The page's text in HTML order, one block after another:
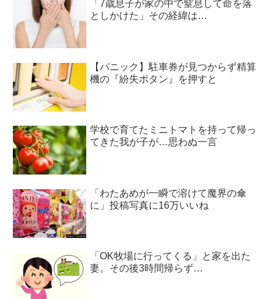
「7歳息子が家の中で窒息して命を落
としかけた」その経緯は…
【パニック】駐車券が見つからず精算
機の『紛失ボタン』を押すと
学校で育てたミニトマトを持って帰っ
てきた我が子が…思わぬ一言
「わたあめが一瞬で溶けて魔界の傘
に」投稿写真に16万いいね
「OK牧場に行ってくる」と家を出た
妻。その後3時間帰らず…